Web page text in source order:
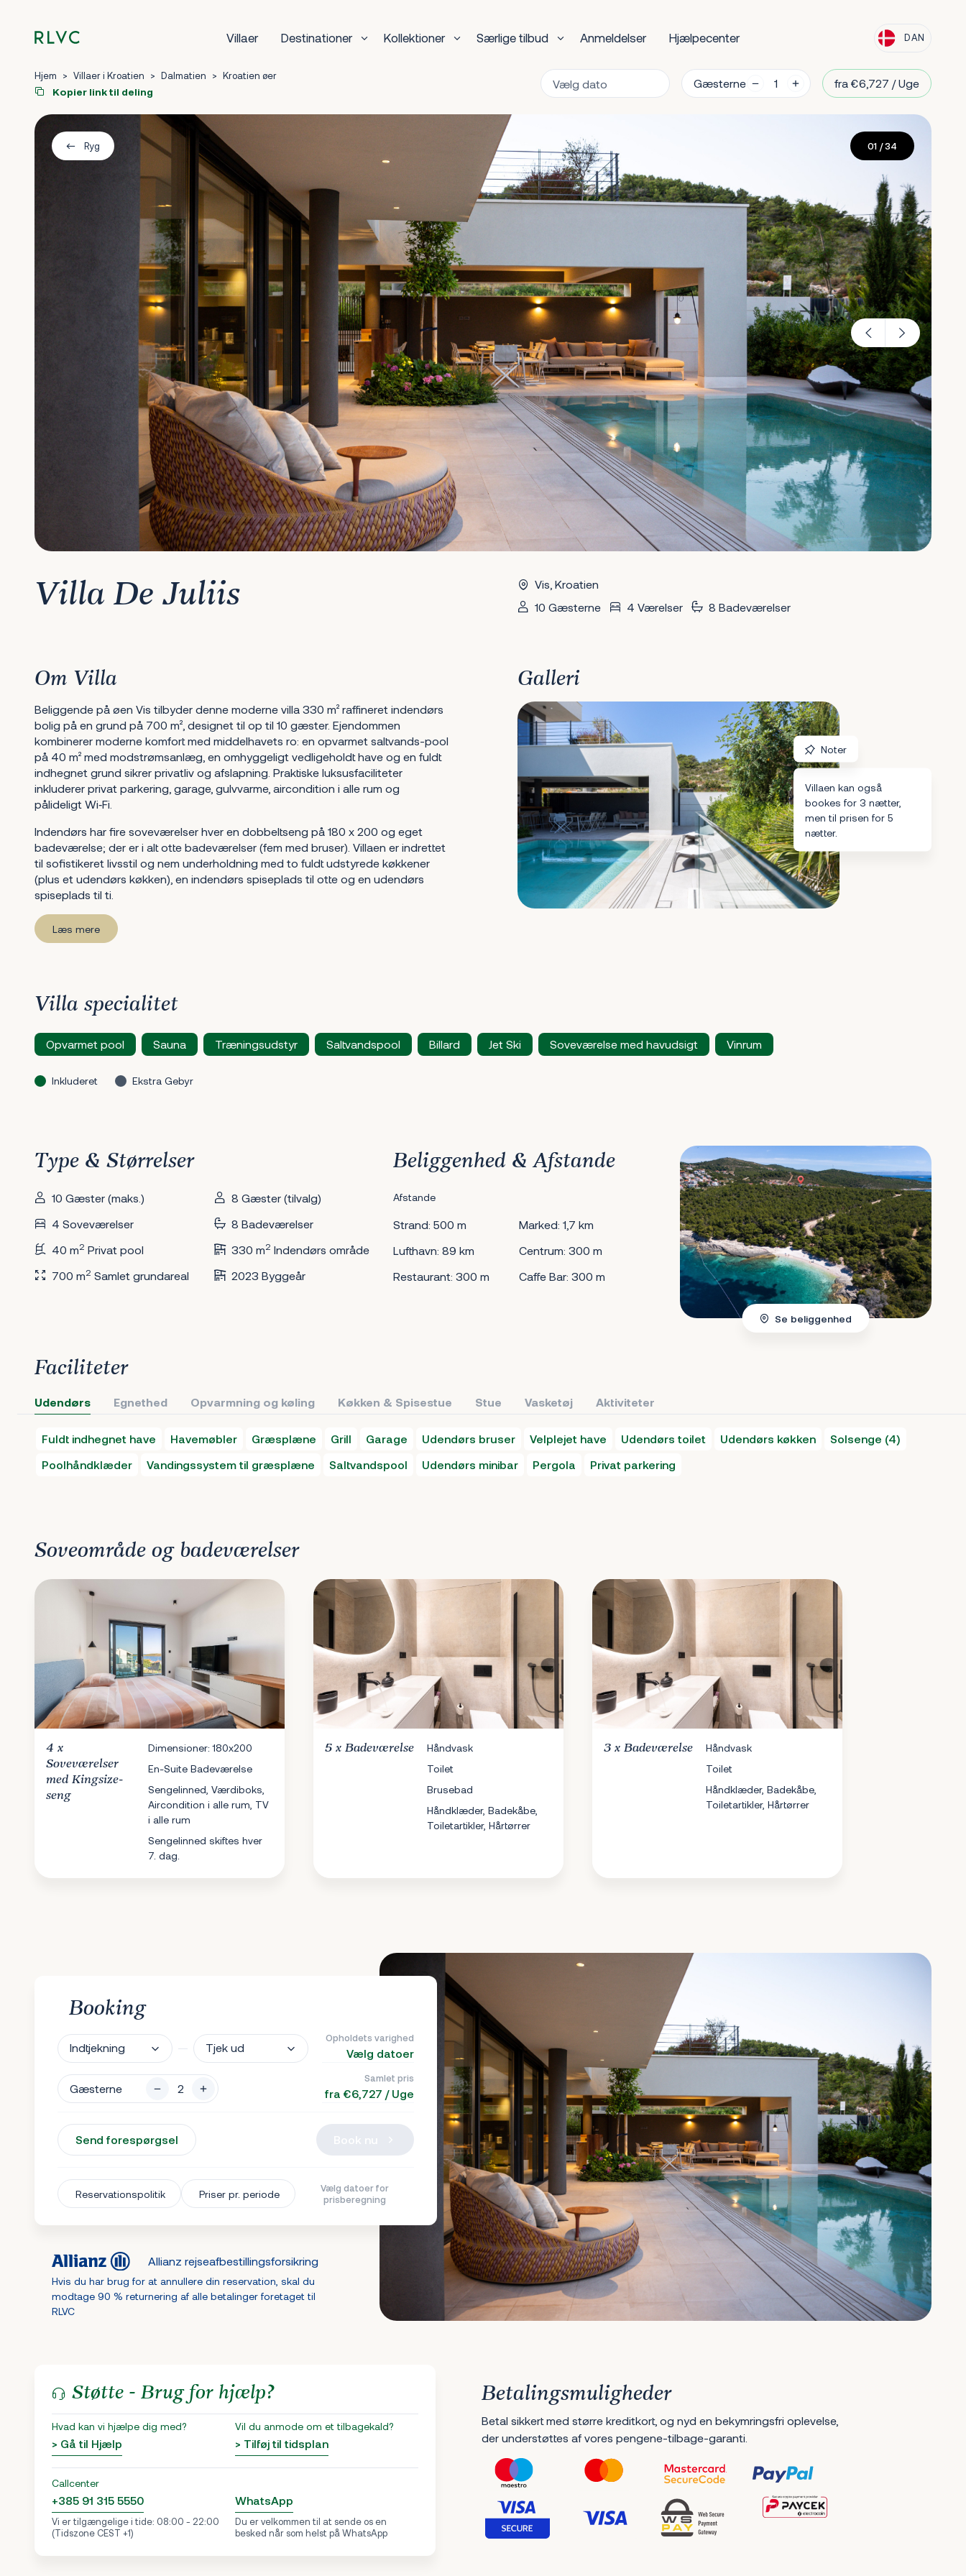
Villaer Destinationer Kollektioner Særlige tilbud Anmeldelser Hjælpecenter DAN
Hjem > Villaer i Kroatien > Dalmatien > Kroatien øer
Kopier link til deling
Gæsterne fra €6,727 / Uge
Ryg 01 / 34
Villa De Juliis
Vis, Kroatien
10 Gæsterne
4 Værelser 8 Badeværelser
Om Villa
Beliggende på øen Vis tilbyder denne moderne villa 330 m² raffineret indendørs
bolig på en grund på 700 m², designet til op til 10 gæster. Ejendommen
kombinerer moderne komfort med middelhavets ro: en opvarmet saltvands-pool
på 40 m² med modstrømsanlæg, en omhyggeligt vedligeholdt have og en fuldt
indhegnet grund sikrer privatliv og afslapning. Praktiske luksusfaciliteter
inkluderer privat parkering, garage, gulvvarme, aircondition i alle rum og
pålideligt Wi‑Fi.
Indendørs har fire soveværelser hver en dobbeltseng på 180 x 200 og eget
badeværelse; der er i alt otte badeværelser (fem med bruser). Villaen er indrettet
til sofistikeret livsstil og nem underholdning med to fuldt udstyrede køkkener
(plus et udendørs køkken), en indendørs spiseplads til otte og en udendørs
spiseplads til ti.
Læs mere
Noter
Villaen kan også
bookes for 3 nætter,
men til prisen for 5
nætter.
Galleri
Villa specialitet
Opvarmet pool Sauna Træningsudstyr Saltvandspool Billard Jet Ski Soveværelse med havudsigt Vinrum
Inkluderet Ekstra Gebyr
Type & Størrelser
10 Gæster (maks.)
8 Gæster (tilvalg)
4 Soveværelser
8 Badeværelser
40 m2 Privat pool 330 m2 Indendørs område
700 m2 Samlet grundareal 2023 Byggeår
Beliggenhed & Afstande
Afstande
Strand: 500 m
Marked: 1,7 km
Lufthavn: 89 km
Centrum: 300 m
Restaurant: 300 m
Caffe Bar: 300 m
Se beliggenhed
Faciliteter
Udendørs Egnethed Opvarmning og køling Køkken & Spisestue Stue Vasketøj Aktiviteter
Fuldt indhegnet have Havemøbler Græsplæne Grill Garage Udendørs bruser Velplejet have Udendørs toilet Udendørs køkken
Solsenge (4)
Poolhåndklæder
Vandingssystem til græsplæne Saltvandspool Udendørs minibar Pergola Privat parkering
Soveområde og badeværelser
4 x
Soveværelser
med Kingsize-
seng
Dimensioner: 180x200
En-Suite Badeværelse
Sengelinned, Værdiboks,
Aircondition i alle rum, TV
i alle rum
Sengelinned skiftes hver
7. dag.
5 x Badeværelse
Håndvask
Toilet
Brusebad
Håndklæder, Badekåbe,
Toiletartikler, Hårtørrer
3 x Badeværelse
Håndvask
Toilet
Håndklæder, Badekåbe,
Toiletartikler, Hårtørrer
Booking
Indtjekning Tjek ud
Opholdets varighed
Vælg datoer
Gæsterne
Samlet pris
fra €6,727 / Uge
Send forespørgsel
Reservationspolitik Priser pr. periode
Vælg datoer for
prisberegning
Allianz rejseafbestillingsforsikring
Hvis du har brug for at annullere din reservation, skal du
modtage 90 % returnering af alle betalinger foretaget til
RLVC
Støtte - Brug for hjælp?
Hvad kan vi hjælpe dig med?
> Gå til Hjælp
Vil du anmode om et tilbagekald?
> Tilføj til tidsplan
Callcenter
+385 91 315 5550
Vi er tilgængelige i tide: 08:00 - 22:00
(Tidszone CEST +1)
WhatsApp
Du er velkommen til at sende os en
besked når som helst på WhatsApp
Betalingsmuligheder
Betal sikkert med større kreditkort, og nyd en bekymringsfri oplevelse,
der understøttes af vores pengene-tilbage-garanti.